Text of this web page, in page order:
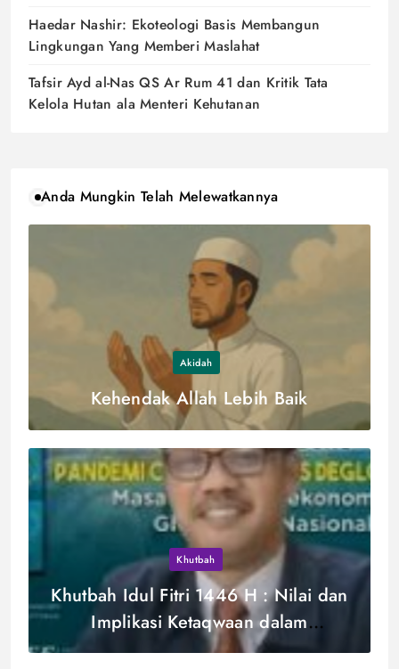
Haedar Nashir: Ekoteologi Basis Membangun
Lingkungan Yang Memberi Maslahat
Tafsir Ayd al-Nas QS Ar Rum 41 dan Kritik Tata
Kelola Hutan ala Menteri Kehutanan
Anda Mungkin Telah Melewatkannya
Akidah
Kehendak Allah Lebih Baik
Khutbah
Khutbah Idul Fitri 1446 H : Nilai dan
Implikasi Ketaqwaan dalam
Membentuk Kesalehan Sosial